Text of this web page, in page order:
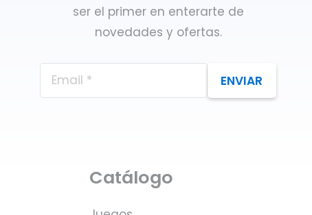
ser el primer en enterarte de
novedades y ofertas.
ENVIAR
Catálogo